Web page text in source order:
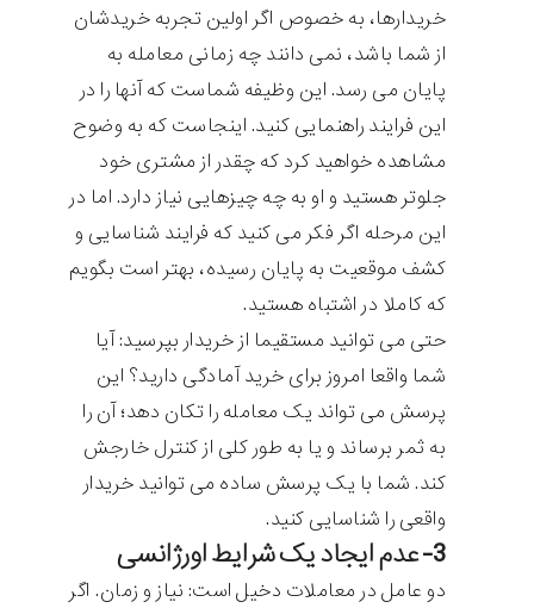
خریدارها، به خصوص اگر اولین تجربه خریدشان
از شما باشد، نمی دانند چه زمانی معامله به
پایان می رسد. این وظیفه شماست که آنها را در
این فرایند راهنمایی کنید. اینجاست که به وضوح
مشاهده خواهید کرد که چقدر از مشتری خود
جلوتر هستید و او به چه چیزهایی نیاز دارد. اما در
این مرحله اگر فکر می کنید که فرایند شناسایی و
کشف موقعیت به پایان رسیده، بهتر است بگویم
که کاملا در اشتباه هستید.
حتی می توانید مستقیما از خریدار بپرسید: آیا
شما واقعا امروز برای خرید آمادگی دارید؟ این
پرسش می تواند یک معامله را تکان دهد؛ آن را
به ثمر برساند و یا به طور کلی از کنترل خارجش
کند. شما با یک پرسش ساده می توانید خریدار
واقعی را شناسایی کنید.
3- عدم ایجاد یک شرایط اورژانسی
دو عامل در معاملات دخیل است: نیاز و زمان. اگر